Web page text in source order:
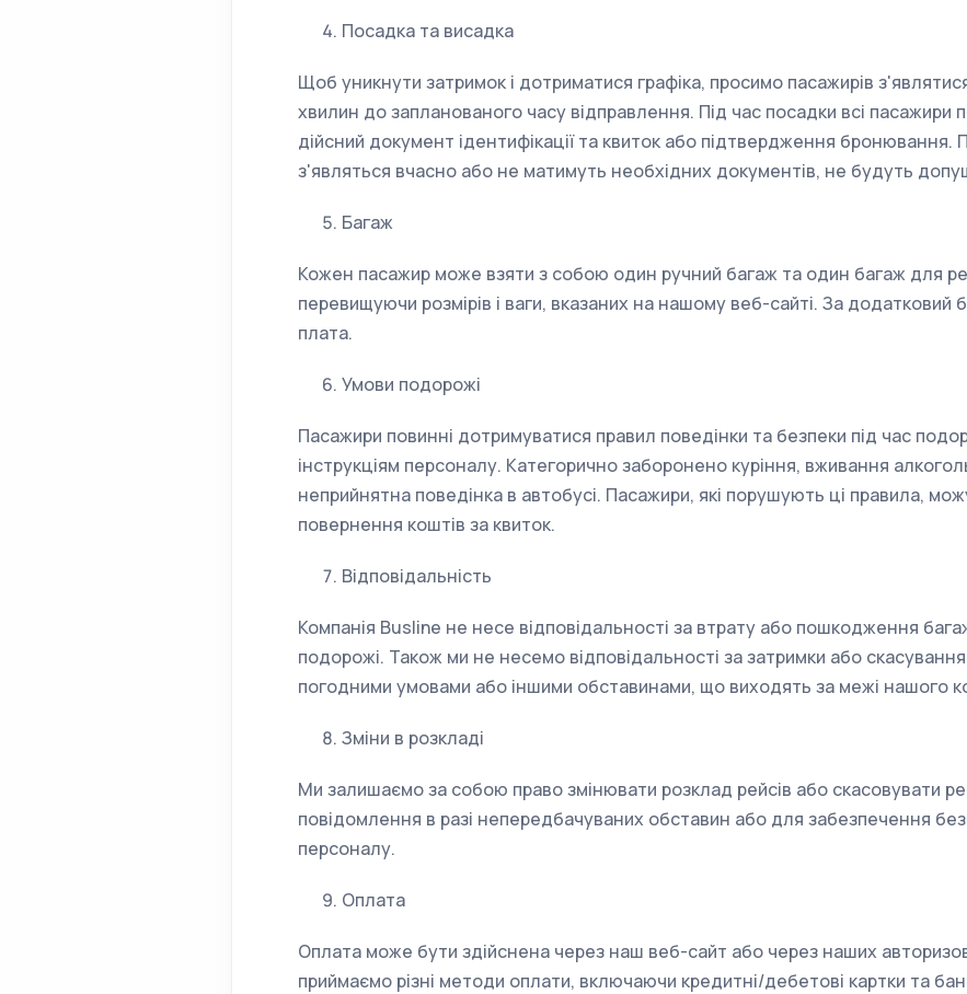
Посадка та висадка
Щоб уникнути затримок і дотриматися графіка, просимо пасажирів
хвилин до запланованого часу відправлення. Під час посадки всі пасажири
дійсний документ ідентифікації та квиток або підтвердження бронювання.
з'являться вчасно або не матимуть необхідних документів, не будуть
Багаж
Кожен пасажир може взяти з собою один ручний багаж та один багаж для
перевищуючи розмірів і ваги, вказаних на нашому веб-сайті. За додатковий
плата.
Умови подорожі
Пасажири повинні дотримуватися правил поведінки та безпеки під час
інструкціям персоналу. Категорично заборонено куріння, вживання
неприйнятна поведінка в автобусі. Пасажири, які порушують ці правила,
повернення коштів за квиток.
Відповідальність
Компанія Busline не несе відповідальності за втрату або пошкодження
подорожі. Також ми не несемо відповідальності за затримки або скасування
погодними умовами або іншими обставинами, що виходять за межі нашого
Зміни в розкладі
Ми залишаємо за собою право змінювати розклад рейсів або скасовувати
повідомлення в разі непередбачуваних обставин або для забезпечення
персоналу.
Оплата
Оплата може бути здійснена через наш веб-сайт або через наших
приймаємо різні методи оплати, включаючи кредитні/дебетові картки та